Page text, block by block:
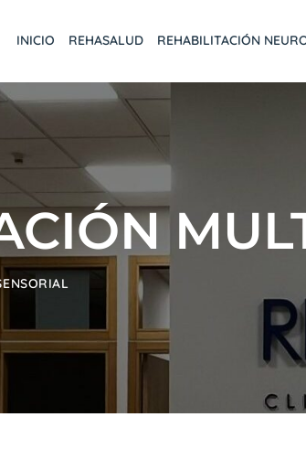
INICIO REHASALUD REHABILITACIÓN